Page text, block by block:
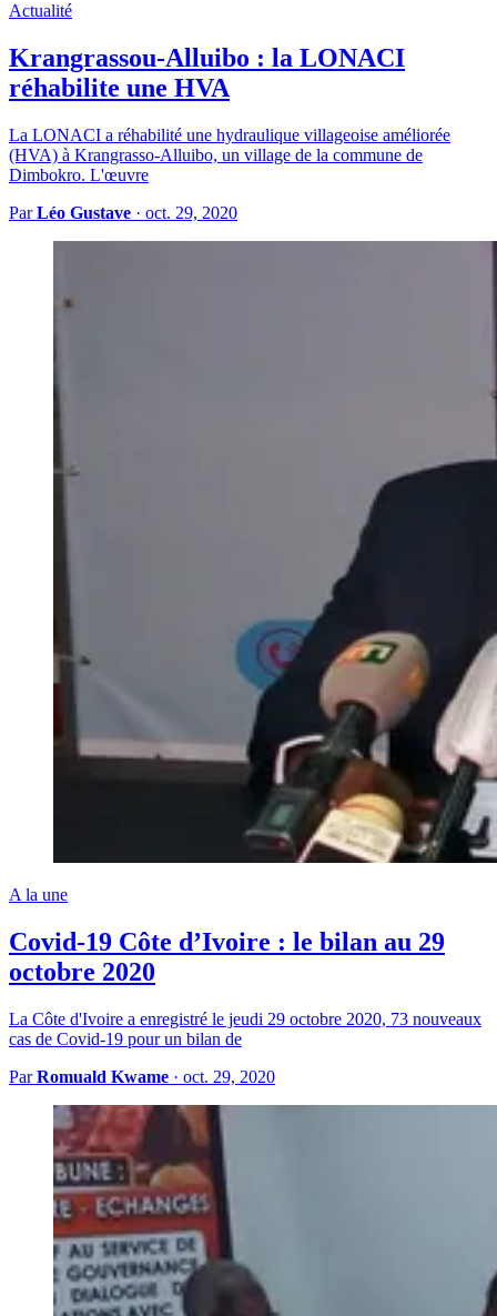
Actualité
Krangrassou-Alluibo : la LONACI
réhabilite une HVA
La LONACI a réhabilité une hydraulique villageoise améliorée
(HVA) à Krangrasso-Alluibo, un village de la commune de
Dimbokro. L'œuvre
ParLéo Gustave · oct. 29, 2020
A la une
Covid-19 Côte d’Ivoire : le bilan au 29
octobre 2020
La Côte d'Ivoire a enregistré le jeudi 29 octobre 2020, 73 nouveaux
cas de Covid-19 pour un bilan de
ParRomuald Kwame · oct. 29, 2020